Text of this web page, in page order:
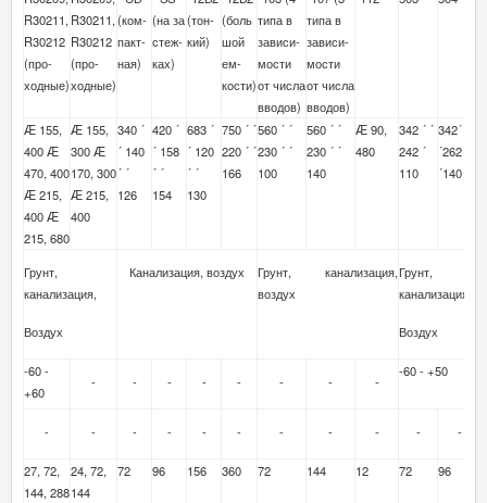
R30211,
R30212
(про-
ходные)
R30211,
R30212
(про-
ходные)
(ком-
пакт-
ная)
(на за
стеж-
ках)
(тон-
кий)
(боль
шой
ем-
кости)
типа в
зависи-
мости
от числа
вводов)
типа в
зависи-
мости
от числа
вводов)
Æ 155,
400 Æ
470, 400
Æ 215,
400 Æ
215, 680
Æ 155,
300 Æ
170, 300
Æ 215,
400
340 ´
´ 140
´ ´
126
420 ´
´ 158
´ ´
154
683 ´
´ 120
´ ´
130
750 ´ ´
220 ´ ´
166
560 ´ ´
230 ´ ´
100
560 ´ ´
230 ´ ´
140
Æ 90,
480
342 ´ ´
242 ´
110
342´
´262
´140
Грунт,
канализация,
Воздух
Канализация, воздух
Грунт, канализация,
воздух
Грунт,
канализация,
Воздух
-60 -
+60
- - - - - - - -
-60 - +50
- - - - - - - - - - -
27, 72,
144, 288
24, 72,
144
72 96 156 360 72 144 12 72 96